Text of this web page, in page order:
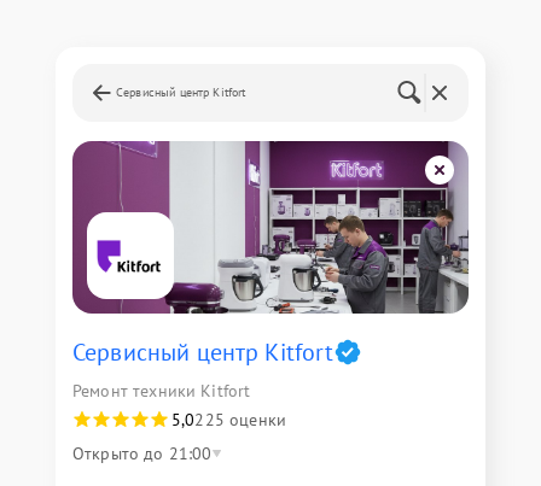
Сервисный центр Kitfort
Сервисный центр Kitfort
Ремонт техники Kitfort
5,0225 оценки
Открыто до 21:00